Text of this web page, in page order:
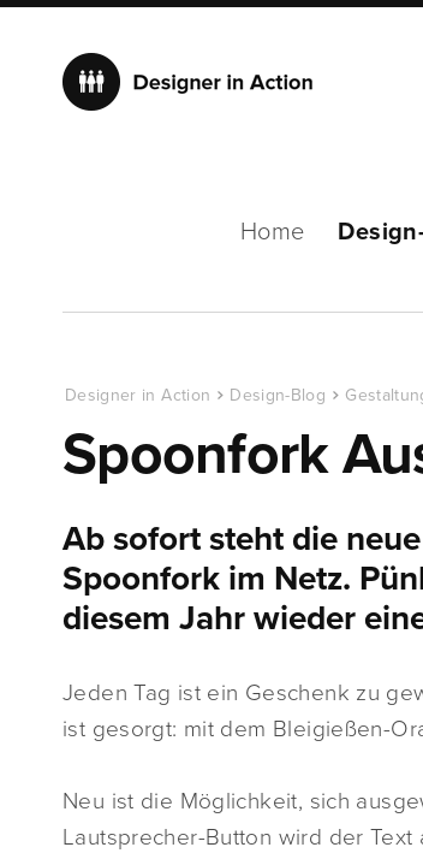
Home
Designer in Action Design-Blog
Spoonfork
Ab sofort steht die
Spoonfork im Netz.
diesem Jahr wieder
Jeden Tag ist ein Geschenk zu
ist gesorgt: mit dem Bleigießen-
Neu ist die Möglichkeit, sich
Lautsprecher-Button wird der